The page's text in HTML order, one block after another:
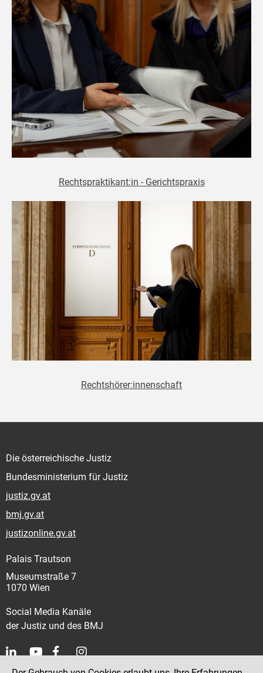
Rechtspraktikant:in - Gerichtspraxis
Rechtshörer:innenschaft
Die österreichische Justiz
Bundesministerium für Justiz
justiz.gv.at
bmj.gv.at
justizonline.gv.at
Palais Trautson
Museumstraße 7
1070 Wien
Social Media Kanäle
der Justiz und des BMJ